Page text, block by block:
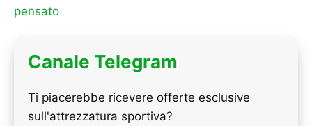
pensato
Canale Telegram
Ti piacerebbe ricevere offerte esclusive
sull'attrezzatura sportiva?